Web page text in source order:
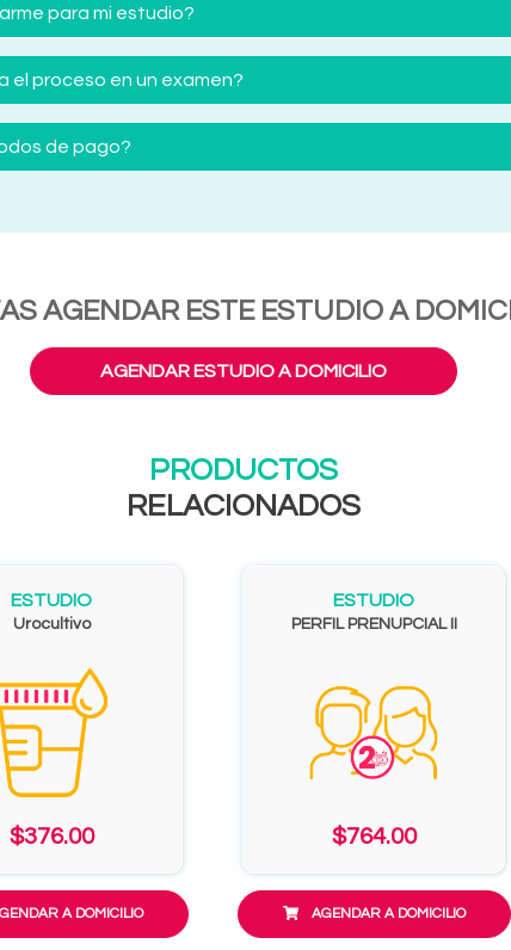
para mi estudio?
el proceso en un examen?
de pago?
AGENDAR ESTE ESTUDIO A
AGENDAR ESTUDIO A DOMICILIO
PRODUCTOS
RELACIONADOS
ESTUDIO
Urocultivo
$376.00
A DOMICILIO
ESTUDIO
PERFIL PRENUPCIAL II
$764.00
AGENDAR A DOMICILIO